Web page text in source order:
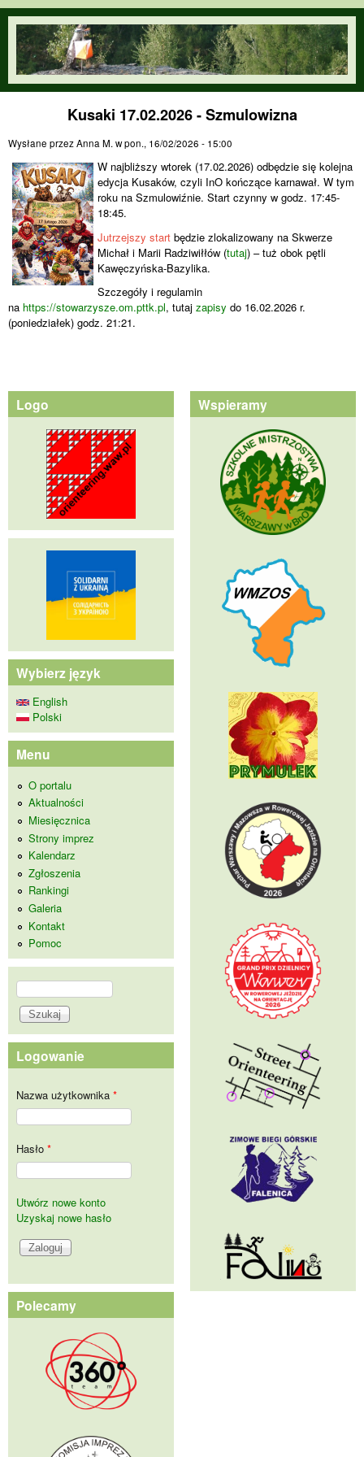
Przejdź do treści
orienteering.waw.pl
Kusaki 17.02.2026 - Szmulowizna
Wysłane przezAnna M. wpon., 16/02/2026 - 15:00
W najbliższy wtorek (17.02.2026) odbędzie się kolejna
edycja Kusaków, czyli InO kończące karnawał. W tym
roku na Szmulowiźnie. Start czynny w godz. 17:45-
18:45.
Jutrzejszy start będzie zlokalizowany na Skwerze
Michał i Marii Radziwiłłów (tutaj) – tuż obok pętli
Kawęczyńska-Bazylika.
Szczegóły i regulamin
na https://stowarzysze.om.pttk.pl, tutaj zapisy do 16.02.2026 r.
(poniedziałek) godz. 21:21.
Logo
Wybierz język
English
Polski
Menu
O portalu
Aktualności
Miesięcznica
Strony imprez
Kalendarz
Zgłoszenia
Rankingi
Galeria
Kontakt
Pomoc
Formularz wyszukiwania
Szukaj
Logowanie
Nazwa użytkownika *
Hasło *
Utwórz nowe konto
Uzyskaj nowe hasło
Polecamy
Wspieramy